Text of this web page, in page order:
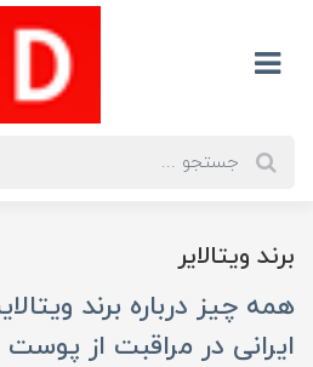
برند ویتالایر
همه چیز درباره برند
ایرانی در مراقبت از پوست